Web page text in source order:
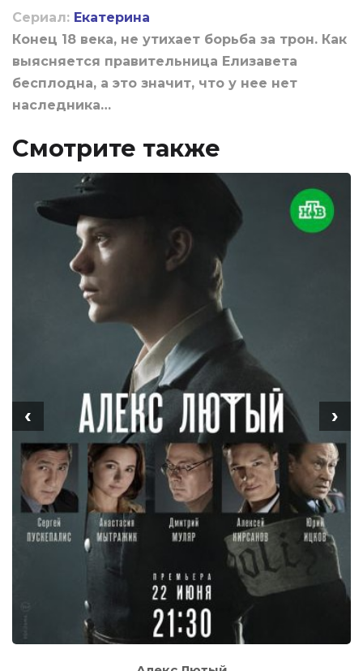
Сериал: Екатерина
Конец 18 века, не утихает борьба за трон. Как
выясняется правительница Елизавета
бесплодна, а это значит, что у нее нет
наследника…
Смотрите также
‹ ›